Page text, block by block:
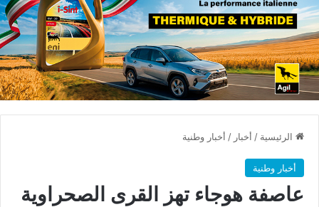
الرئيسية / أخبار / أخبار وطنية
أخبار وطنية
عاصفة هوجاء تهز القرى الصحراوية